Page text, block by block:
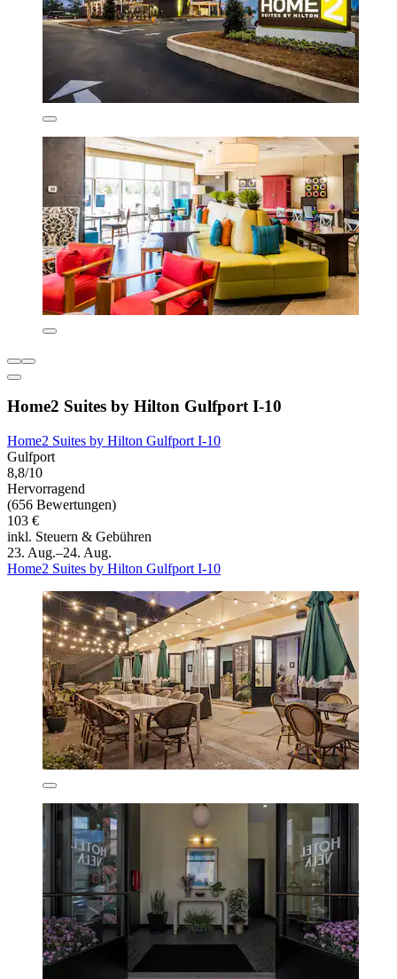
Home2 Suites by Hilton Gulfport I-10
Home2 Suites by Hilton Gulfport I-10
Gulfport
8,8/10
Hervorragend
(656 Bewertungen)
103 €
inkl. Steuern & Gebühren
23. Aug.–24. Aug.
Home2 Suites by Hilton Gulfport I-10